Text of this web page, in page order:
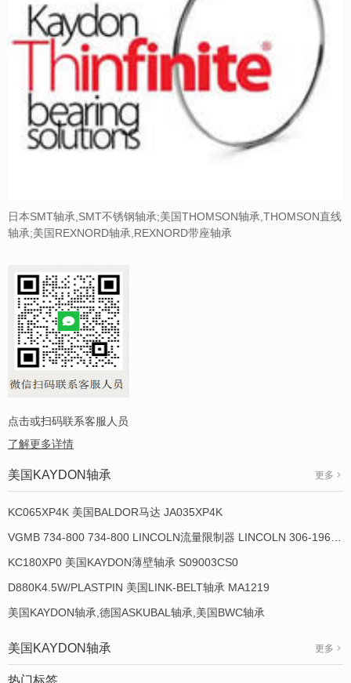
日本SMT轴承,SMT不锈钢轴承;美国THOMSON轴承,THOMSON直线
轴承;美国REXNORD轴承,REXNORD带座轴承
点击或扫码联系客服人员
了解更多详情
美国KAYDON轴承 更多
KC065XP4K 美国BALDOR马达 JA035XP4K
KC180XP0 美国KAYDON薄壁轴承 S09003CS0
D880K4.5W/PLASTPIN 美国LINK-BELT轴承 MA1219
美国KAYDON轴承,德国ASKUBAL轴承,美国BWC轴承
美国KAYDON轴承 更多
热门标签